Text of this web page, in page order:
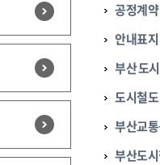
공정계
안내표
부산 도
도시철
부산교
부산도